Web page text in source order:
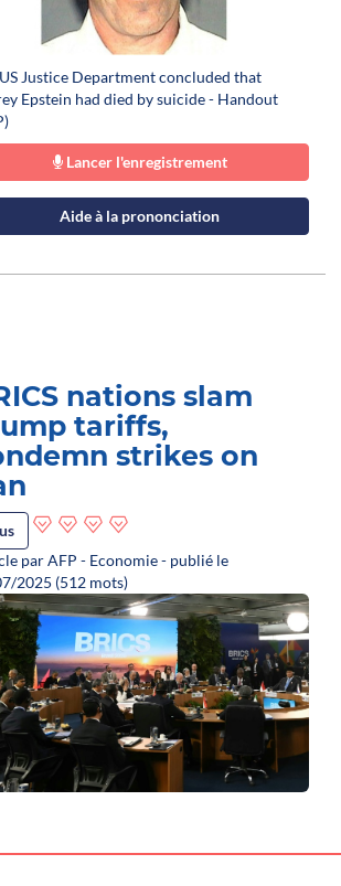
Justice Department concluded that
Epstein had died by suicide - Handout
Lancer l'enregistrement
Aide à la prononciation
nations slam
tariffs,
strikes on
par AFP - Economie - publié le
2025 (512 mots)